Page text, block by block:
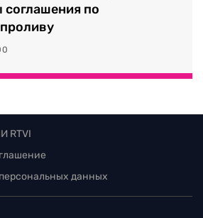
соглашения по
RTVI
данных